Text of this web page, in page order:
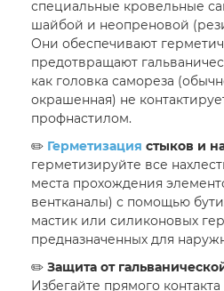
специальные кровельные
шайбой и неопреновой
Они обеспечивают
предотвращают
как головка самореза
окрашенная) не
профнастилом.
✏️ Герметизация стыков и
герметизируйте все
места прохождения
вентканалы) с помощью
мастик или силиконовых
предназначенных для
✏️ Защита от
Избегайте прямого